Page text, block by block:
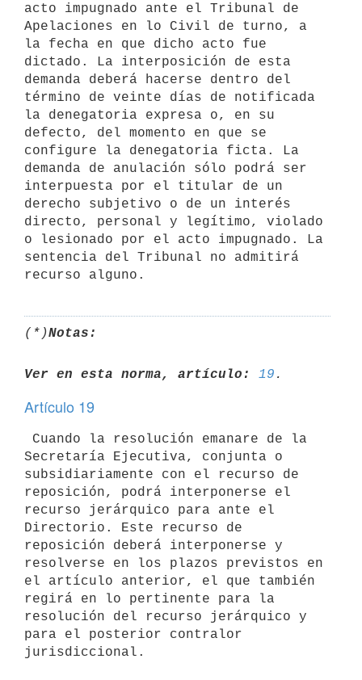
acto impugnado ante el Tribunal de
Apelaciones en lo Civil de turno, a
la fecha en que dicho acto fue
dictado. La interposición de esta
demanda deberá hacerse dentro del
término de veinte días de notificada
la denegatoria expresa o, en su
defecto, del momento en que se
configure la denegatoria ficta. La
demanda de anulación sólo podrá ser
interpuesta por el titular de un
derecho subjetivo o de un interés
directo, personal y legítimo, violado
o lesionado por el acto impugnado. La
sentencia del Tribunal no admitirá
(*)Notas:
Ver en esta norma, artículo: 19
Artículo 19
Secretaría Ejecutiva, conjunta o
subsidiariamente con el recurso de
reposición, podrá interponerse el
recurso jerárquico para ante el
Directorio. Este recurso de
reposición deberá interponerse y
resolverse en los plazos previstos en
el artículo anterior, el que también
regirá en lo pertinente para la
resolución del recurso jerárquico y
para el posterior contralor
jurisdiccional.